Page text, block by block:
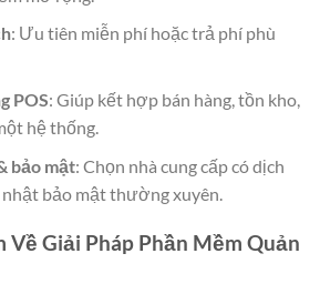
: Ưu tiên miễn phí hoặc trả phí phù
POS: Giúp kết hợp bán hàng, tồn kho,
hệ thống.
bảo mật: Chọn nhà cung cấp có dịch
nhật bảo mật thường xuyên.
Về Giải Pháp Phần Mềm Quản